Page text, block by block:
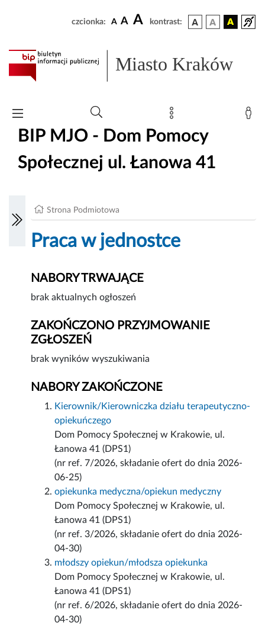
czcionka: A A A kontrast:
Miasto Kraków
BIP MJO - Dom Pomocy
Społecznej ul. Łanowa 41
Strona Podmiotowa
Praca w jednostce
NABORY TRWAJĄCE
brak aktualnych ogłoszeń
ZAKOŃCZONO PRZYJMOWANIE
ZGŁOSZEŃ
brak wyników wyszukiwania
NABORY ZAKOŃCZONE
Kierownik/Kierowniczka działu terapeutyczno-
opiekuńczego
Dom Pomocy Społecznej w Krakowie, ul.
Łanowa 41 (DPS1)
(nr ref. 7/2026, składanie ofert do dnia 2026-
06-25)
opiekunka medyczna/opiekun medyczny
Dom Pomocy Społecznej w Krakowie, ul.
Łanowa 41 (DPS1)
(nr ref. 3/2026, składanie ofert do dnia 2026-
04-30)
młodszy opiekun/młodsza opiekunka
Dom Pomocy Społecznej w Krakowie, ul.
Łanowa 41 (DPS1)
(nr ref. 6/2026, składanie ofert do dnia 2026-
04-30)